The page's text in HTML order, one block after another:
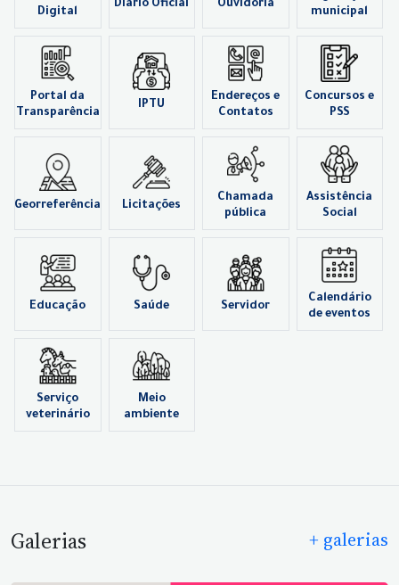
Digital
Diário Oficial Ouvidoria
municipal
Portal da
Transparência
IPTU
Endereços e
Contatos
Concursos e
PSS
Georreferência Licitações
Chamada
pública
Assistência
Social
Educação Saúde Servidor
Calendário
de eventos
Serviço
veterinário
Meio
ambiente
Galerias + galerias